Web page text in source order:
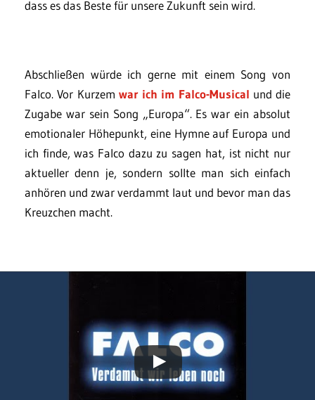
dass es das Beste für unsere Zukunft sein wird.
Abschließen würde ich gerne mit einem Song von
Falco. Vor Kurzem war ich im Falco-Musical und die
Zugabe war sein Song „Europa“. Es war ein absolut
emotionaler Höhepunkt, eine Hymne auf Europa und
ich finde, was Falco dazu zu sagen hat, ist nicht nur
aktueller denn je, sondern sollte man sich einfach
anhören und zwar verdammt laut und bevor man das
Kreuzchen macht.